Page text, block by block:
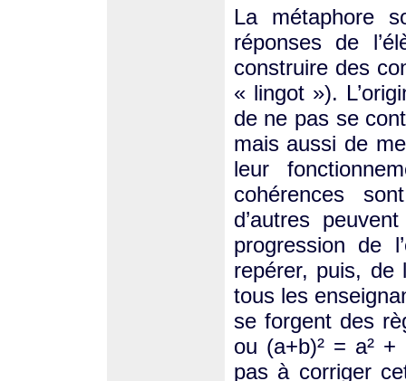
La métaphore
réponses de
construire des
« lingot »).
de ne pas se
mais aussi de
leur
cohérences
d’autres
progression de
repérer, puis, de
tous les
se forgent des
ou (a+b)² = a²
pas à corriger